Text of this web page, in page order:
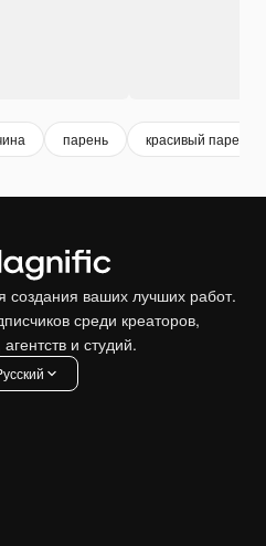
парень красивый парень
ваших лучших работ.
среди креаторов,
и студий.